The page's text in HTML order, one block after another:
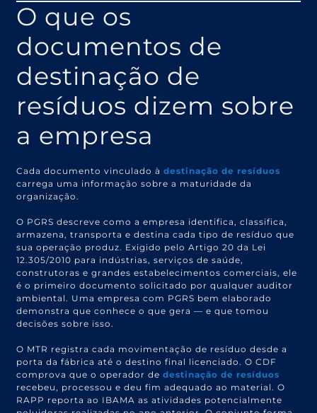
O que os
documentos de
destinação de
resíduos dizem sobre
a empresa
Cada documento vinculado àdestinação de resíduos
carrega uma informação sobre a maturidade da
organização.
O PGRS descreve como a empresa identifica, classifica,
armazena, transporta e destina cada tipo de resíduo que
sua operação produz. Exigido pelo Artigo 20 da Lei
12.305/2010 para indústrias, serviços de saúde,
construtoras e grandes estabelecimentos comerciais, ele
é o primeiro documento solicitado por qualquer auditor
ambiental. Uma empresa com PGRS bem elaborado
demonstra que conhece o que gera — e que tomou
decisões sobre isso.
O MTR registra cada movimentação de resíduo desde a
porta da fábrica até o destino final licenciado. O CDF
comprova que o operador dedestinação de resíduos
recebeu, processou e deu fim adequado ao material. O
RAPP reporta ao IBAMA as atividades potencialmente